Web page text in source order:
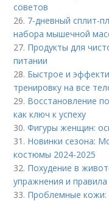
советов
26. 7-дневный сплит-
набора мышечной
27. Продукты для
питании
28. Быстрое и
тренировку на все
29. Восстановление
как ключ к успеху
30.Фигуры женщин:
31. Новинки сезона:
костюмы 2024-2025
32. Похудение в
упражнения и
33. Проблемные кожи: